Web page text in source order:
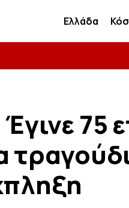
Ελλάδα
75